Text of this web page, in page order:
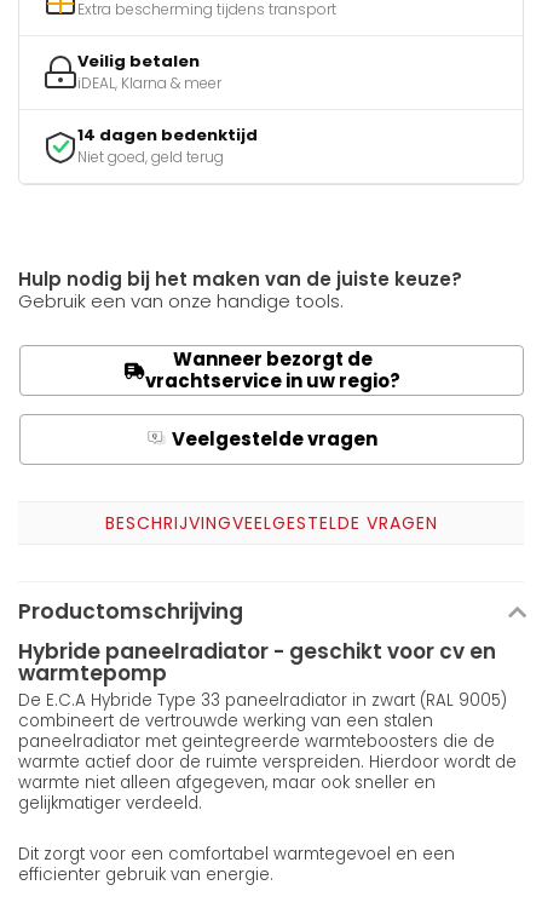
Extra bescherming tijdens transport
Veilig betalen
iDEAL, Klarna & meer
14 dagen bedenktijd
Niet goed, geld terug
Hulp nodig bij het maken van de juiste keuze?
Gebruik een van onze handige tools.
Wanneer bezorgt de
vrachtservice in uw regio?
Q Veelgestelde vragen
BESCHRIJVINGVEELGESTELDE VRAGEN
Productomschrijving
Hybride paneelradiator - geschikt voor cv en
warmtepomp
De E.C.A Hybride Type 33 paneelradiator in zwart (RAL 9005)
combineert de vertrouwde werking van een stalen
paneelradiator met geintegreerde warmteboosters die de
warmte actief door de ruimte verspreiden. Hierdoor wordt de
warmte niet alleen afgegeven, maar ook sneller en
gelijkmatiger verdeeld.
Dit zorgt voor een comfortabel warmtegevoel en een
efficienter gebruik van energie.